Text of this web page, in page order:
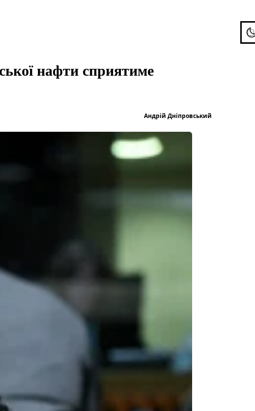
нафти сприятиме
Андрій Дніпровський